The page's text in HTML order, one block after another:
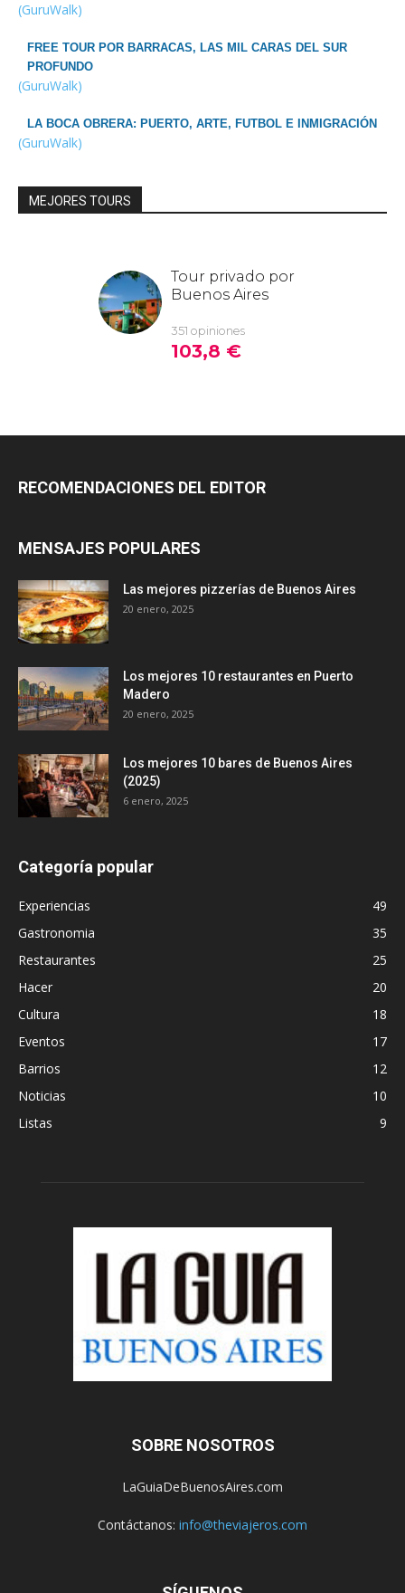
(GuruWalk)
FREE TOUR POR BARRACAS, LAS MIL CARAS DEL SUR
PROFUNDO
(GuruWalk)
LA BOCA OBRERA: PUERTO, ARTE, FUTBOL E INMIGRACIÓN
(GuruWalk)
MEJORES TOURS
RECOMENDACIONES DEL EDITOR
MENSAJES POPULARES
Las mejores pizzerías de Buenos Aires
20 enero, 2025
Los mejores 10 restaurantes en Puerto
Madero
20 enero, 2025
Los mejores 10 bares de Buenos Aires
(2025)
6 enero, 2025
Categoría popular
Experiencias
49
Gastronomia
35
Restaurantes
25
Hacer
20
Cultura
18
Eventos
17
Barrios
12
Noticias
10
Listas
9
SOBRE NOSOTROS
LaGuiaDeBuenosAires.com
Contáctanos: info@theviajeros.com